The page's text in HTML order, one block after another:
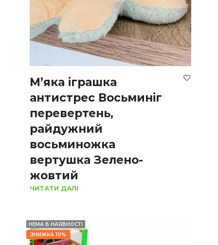
М’яка іграшка
антистрес Восьминіг
перевертень,
райдужний
восьминожка
вертушка Зелено-
жовтий
ЧИТАТИ ДАЛІ
НЕМА В НАЯВНОСТІ
ЗНИЖКА 10%